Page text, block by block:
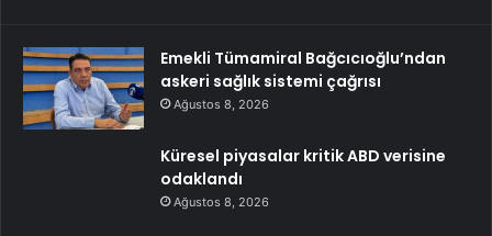
Emekli Tümamiral Bağcıcıoğlu’ndan
askeri sağlık sistemi çağrısı
Ağustos 8, 2026
Küresel piyasalar kritik ABD verisine
odaklandı
Ağustos 8, 2026